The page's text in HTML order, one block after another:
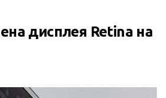
дисплея Retina на